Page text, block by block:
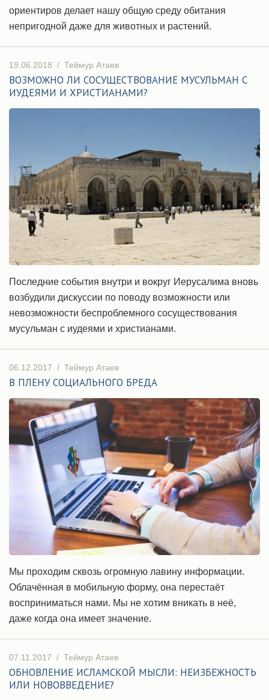
ориентиров делает нашу общую среду обитания
непригодной даже для животных и растений.
19.06.2018 / Теймур Атаев
ВОЗМОЖНО ЛИ СОСУЩЕСТВОВАНИЕ МУСУЛЬМАН С
ИУДЕЯМИ И ХРИСТИАНАМИ?
Последние события внутри и вокруг Иерусалима вновь
возбудили дискуссии по поводу возможности или
невозможности беспроблемного сосуществования
мусульман с иудеями и христианами.
06.12.2017 / Теймур Атаев
В ПЛЕНУ СОЦИАЛЬНОГО БРЕДА
Мы проходим сквозь огромную лавину информации.
Облачённая в мобильную форму, она перестаёт
восприниматься нами. Мы не хотим вникать в неё,
даже когда она имеет значение.
07.11.2017 / Теймур Атаев
ОБНОВЛЕНИЕ ИСЛАМСКОЙ МЫСЛИ: НЕИЗБЕЖНОСТЬ
ИЛИ НОВОВВЕДЕНИЕ?